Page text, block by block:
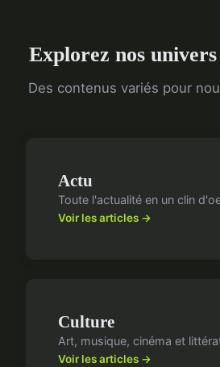
Explorez nos
Des contenus variés pour
Actu
Toute l'actualité en un clin
Voir les articles →
Culture
Art, musique, cinéma et
Voir les articles →